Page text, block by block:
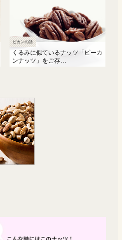
ピカンの話
くるみに似ているナッツ「ピーカ
ンナッツ」をご存…